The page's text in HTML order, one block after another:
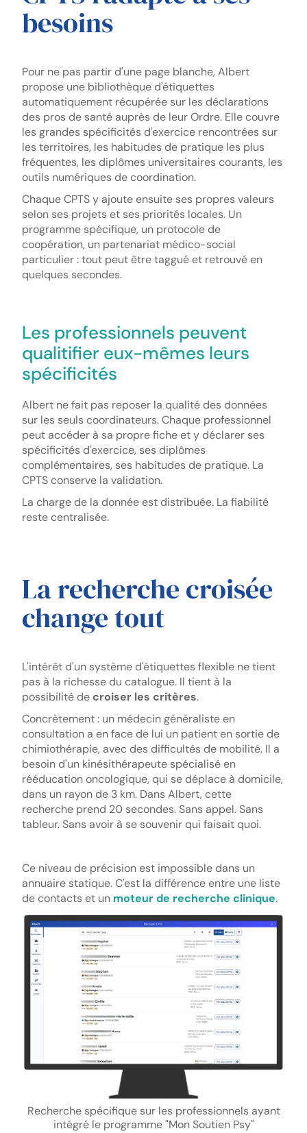
besoins
Pour ne pas partir d'une page blanche, Albert
propose une bibliothèque d'étiquettes
automatiquement récupérée sur les déclarations
des pros de santé auprès de leur Ordre. Elle couvre
les grandes spécificités d'exercice rencontrées sur
les territoires, les habitudes de pratique les plus
fréquentes, les diplômes universitaires courants, les
outils numériques de coordination.
Chaque CPTS y ajoute ensuite ses propres valeurs
selon ses projets et ses priorités locales. Un
programme spécifique, un protocole de
coopération, un partenariat médico-social
particulier : tout peut être taggué et retrouvé en
quelques secondes.
Les professionnels peuvent
qualitifier eux-mêmes leurs
spécificités
Albert ne fait pas reposer la qualité des données
sur les seuls coordinateurs. Chaque professionnel
peut accéder à sa propre fiche et y déclarer ses
spécificités d'exercice, ses diplômes
complémentaires, ses habitudes de pratique. La
CPTS conserve la validation.
La charge de la donnée est distribuée. La fiabilité
reste centralisée.
La recherche croisée
change tout
L'intérêt d'un système d'étiquettes flexible ne tient
pas à la richesse du catalogue. Il tient à la
possibilité de croiser les critères.
Concrètement : un médecin généraliste en
consultation a en face de lui un patient en sortie de
chimiothérapie, avec des difficultés de mobilité. Il a
besoin d'un kinésithérapeute spécialisé en
rééducation oncologique, qui se déplace à domicile,
dans un rayon de 3 km. Dans Albert, cette
recherche prend 20 secondes. Sans appel. Sans
tableur. Sans avoir à se souvenir qui faisait quoi.
Ce niveau de précision est impossible dans un
annuaire statique. C'est la différence entre une liste
de contacts et un moteur de recherche clinique.
Recherche spécifique sur les professionnels ayant
intégré le programme "Mon Soutien Psy"